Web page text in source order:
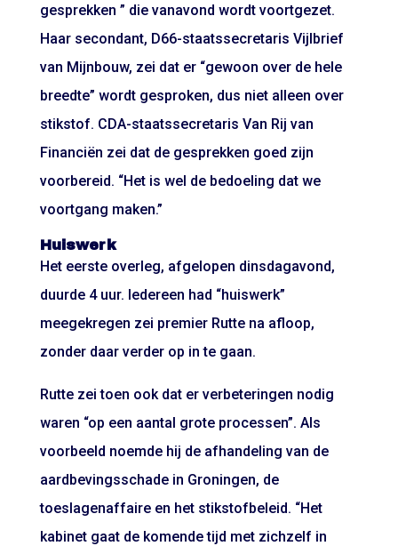
gesprekken ” die vanavond wordt voortgezet.
Haar secondant, D66-staatssecretaris Vijlbrief
van Mijnbouw, zei dat er “gewoon over de hele
breedte” wordt gesproken, dus niet alleen over
stikstof. CDA-staatssecretaris Van Rij van
Financiën zei dat de gesprekken goed zijn
voorbereid. “Het is wel de bedoeling dat we
voortgang maken.”
Huiswerk
Het eerste overleg, afgelopen dinsdagavond,
duurde 4 uur. Iedereen had “huiswerk”
meegekregen zei premier Rutte na afloop,
zonder daar verder op in te gaan.
Rutte zei toen ook dat er verbeteringen nodig
waren “op een aantal grote processen”. Als
voorbeeld noemde hij de afhandeling van de
aardbevingsschade in Groningen, de
toeslagenaffaire en het stikstofbeleid. “Het
kabinet gaat de komende tijd met zichzelf in